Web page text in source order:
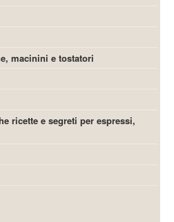
macinini e tostatori
ricette e segreti per espressi,